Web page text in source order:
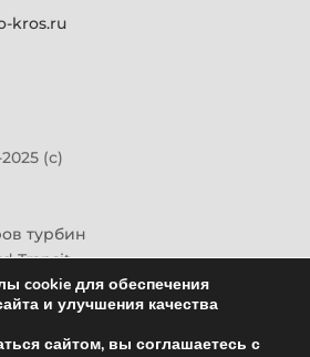
kros.ru
(с)
турбин
Transit
CX-7
Next
cookie для обеспечения
и улучшения качества
сайтом, вы соглашаетесь с